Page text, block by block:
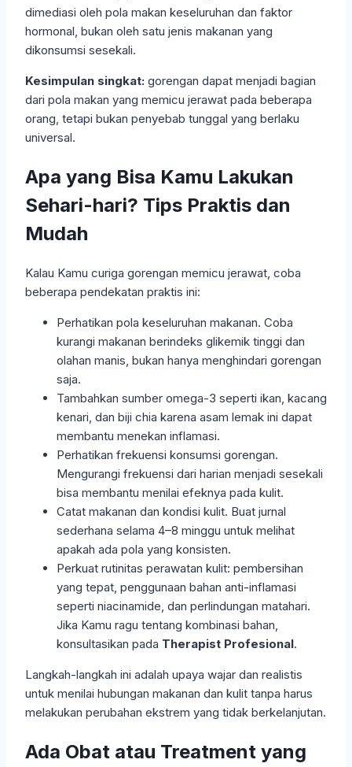
dimediasi oleh pola makan keseluruhan dan faktor
hormonal, bukan oleh satu jenis makanan yang
dikonsumsi sesekali.
Kesimpulan singkat: gorengan dapat menjadi bagian
dari pola makan yang memicu jerawat pada beberapa
orang, tetapi bukan penyebab tunggal yang berlaku
universal.
Apa yang Bisa Kamu Lakukan
Sehari-hari? Tips Praktis dan
Mudah
Kalau Kamu curiga gorengan memicu jerawat, coba
beberapa pendekatan praktis ini:
Perhatikan pola keseluruhan makanan. Coba
kurangi makanan berindeks glikemik tinggi dan
olahan manis, bukan hanya menghindari gorengan
saja.
Tambahkan sumber omega-3 seperti ikan, kacang
kenari, dan biji chia karena asam lemak ini dapat
membantu menekan inflamasi.
Perhatikan frekuensi konsumsi gorengan.
Mengurangi frekuensi dari harian menjadi sesekali
bisa membantu menilai efeknya pada kulit.
Catat makanan dan kondisi kulit. Buat jurnal
sederhana selama 4–8 minggu untuk melihat
apakah ada pola yang konsisten.
Perkuat rutinitas perawatan kulit: pembersihan
yang tepat, penggunaan bahan anti-inflamasi
seperti niacinamide, dan perlindungan matahari.
Jika Kamu ragu tentang kombinasi bahan,
konsultasikan pada Therapist Profesional.
Langkah-langkah ini adalah upaya wajar dan realistis
untuk menilai hubungan makanan dan kulit tanpa harus
melakukan perubahan ekstrem yang tidak berkelanjutan.
Ada Obat atau Treatment yang